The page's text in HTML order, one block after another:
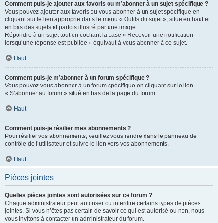
Comment puis-je ajouter aux favoris ou m’abonner à un sujet spécifique ?
Vous pouvez ajouter aux favoris ou vous abonner à un sujet spécifique en
cliquant sur le lien approprié dans le menu « Outils du sujet », situé en haut et
en bas des sujets et parfois illustré par une image.
Répondre à un sujet tout en cochant la case « Recevoir une notification
lorsqu’une réponse est publiée » équivaut à vous abonner à ce sujet.
Haut
Comment puis-je m’abonner à un forum spécifique ?
Vous pouvez vous abonner à un forum spécifique en cliquant sur le lien
« S’abonner au forum » situé en bas de la page du forum.
Haut
Comment puis-je résilier mes abonnements ?
Pour résilier vos abonnements, veuillez vous rendre dans le panneau de
contrôle de l’utilisateur et suivre le lien vers vos abonnements.
Haut
Pièces jointes
Quelles pièces jointes sont autorisées sur ce forum ?
Chaque administrateur peut autoriser ou interdire certains types de pièces
jointes. Si vous n’êtes pas certain de savoir ce qui est autorisé ou non, nous
vous invitons à contacter un administrateur du forum.